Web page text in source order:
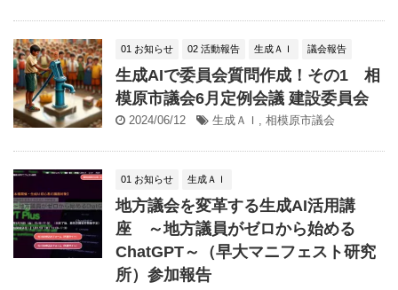
01 お知らせ 02 活動報告 生成ＡＩ 議会報告
生成AIで委員会質問作成！その1 相
模原市議会6月定例会議 建設委員会
2024/06/12 生成ＡＩ , 相模原市議会
01 お知らせ 生成ＡＩ
地方議会を変革する生成AI活用講
座 ～地方議員がゼロから始める
ChatGPT～（早大マニフェスト研究
所）参加報告